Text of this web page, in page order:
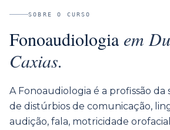
SOBRE O CURSO
Fonoaudiologia em
Caxias.
A Fonoaudiologia é a profissão
de distúrbios de comunicação,
audição, fala, motricidade